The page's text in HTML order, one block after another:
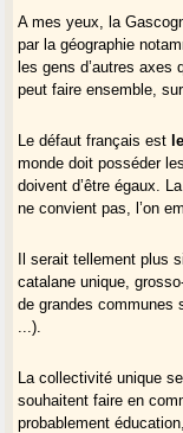
A mes yeux, la
par la géographie
les gens d’autres axes
peut faire ensemble,
Le défaut français est
monde doit posséder
doivent d’être égaux.
ne convient pas, l’on
Il serait tellement plus
catalane unique,
de grandes communes
...).
La collectivité unique
souhaitent faire en
probablement